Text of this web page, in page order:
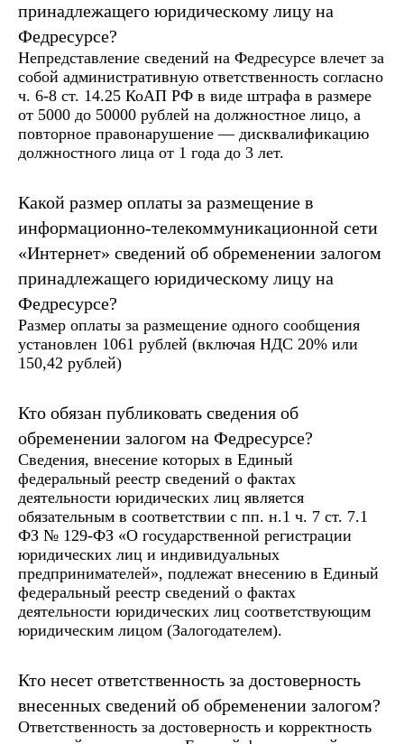
принадлежащего юридическому лицу на
Федресурсе?
Непредставление сведений на Федресурсе влечет за
собой административную ответственность согласно
ч. 6-8 ст. 14.25 КоАП РФ в виде штрафа в размере
от 5000 до 50000 рублей на должностное лицо, а
повторное правонарушение — дисквалификацию
должностного лица от 1 года до 3 лет.
Какой размер оплаты за размещение в
информационно-телекоммуникационной сети
«Интернет» сведений об обременении залогом
принадлежащего юридическому лицу на
Федресурсе?
Размер оплаты за размещение одного сообщения
установлен 1061 рублей (включая НДС 20% или
150,42 рублей)
Кто обязан публиковать сведения об
обременении залогом на Федресурсе?
Сведения, внесение которых в Единый
федеральный реестр сведений о фактах
деятельности юридических лиц является
обязательным в соответствии с пп. н.1 ч. 7 ст. 7.1
ФЗ № 129-ФЗ «О государственной регистрации
юридических лиц и индивидуальных
предпринимателей», подлежат внесению в Единый
федеральный реестр сведений о фактах
деятельности юридических лиц соответствующим
юридическим лицом (Залогодателем).
Кто несет ответственность за достоверность
внесенных сведений об обременении залогом?
Ответственность за достоверность и корректность